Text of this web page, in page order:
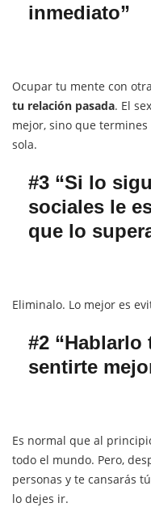
inmediato”
Ocupar tu mente con
tu relación pasada. El
mejor, sino que
sola.
#3 “Si lo
sociales le
que lo
Eliminalo. Lo mejor es
#2 “Hablarlo
sentirte
Es normal que al
todo el mundo. Pero,
personas y te cansarás
lo dejes ir.